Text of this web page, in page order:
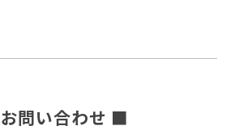
問い合わせ ■